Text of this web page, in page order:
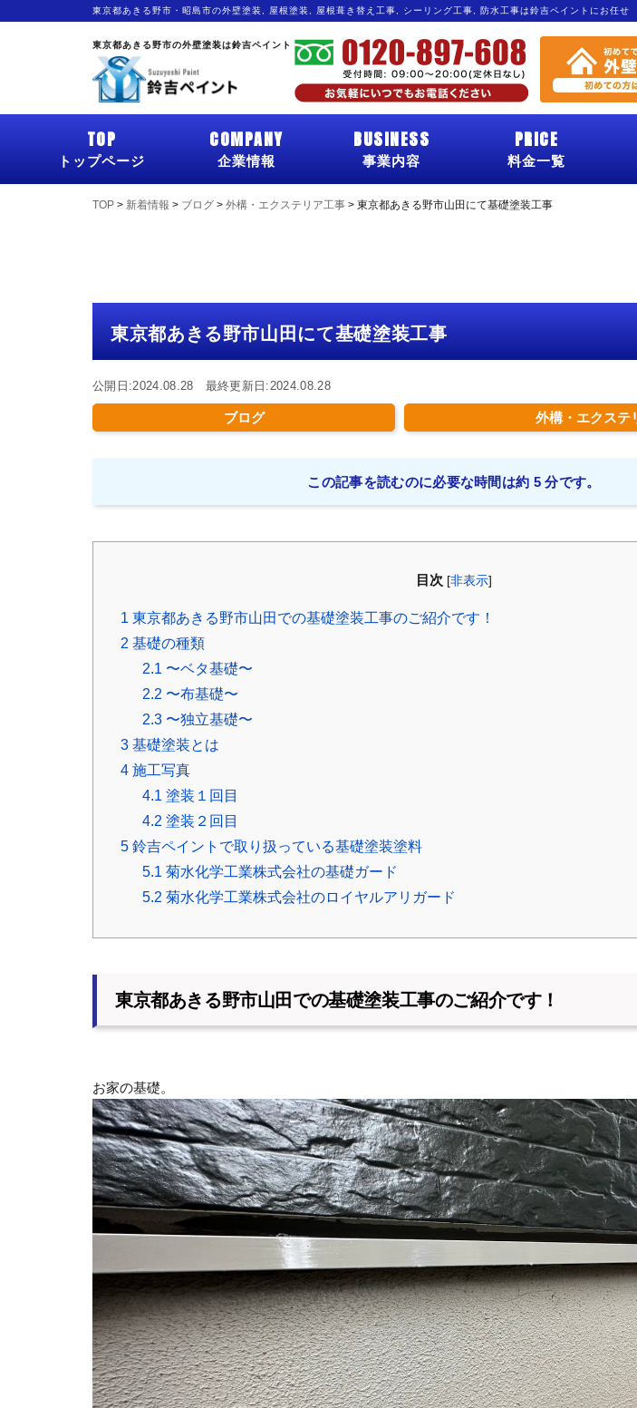
東京都あきる野市・昭島市の外壁塗装, 屋根塗装, 屋根葺き替え工事, シーリング工事, 防水工事は鈴吉ペイントにお任せ
東京都あきる野市の外壁塗装は鈴吉ペイント
TOP
トップページ
COMPANY
企業情報
BUSINESS
事業内容
PRICE
料金一覧
TOP > 新着情報 > ブログ > 外構・エクステリア工事 > 東京都あきる野市山田にて基礎塗装工事
東京都あきる野市山田にて基礎塗装工事
公開日:2024.08.28 最終更新日:2024.08.28
ブログ 外構・エクステ
この記事を読むのに必要な時間は約 5 分です。
目次 [非表示]
1 東京都あきる野市山田での基礎塗装工事のご紹介です！
2 基礎の種類
2.1 〜ベタ基礎〜
2.2 〜布基礎〜
2.3 〜独立基礎〜
3 基礎塗装とは
4 施工写真
4.1 塗装１回目
4.2 塗装２回目
5 鈴吉ペイントで取り扱っている基礎塗装塗料
5.1 菊水化学工業株式会社の基礎ガード
5.2 菊水化学工業株式会社のロイヤルアリガード
東京都あきる野市山田での基礎塗装工事のご紹介です！
お家の基礎。